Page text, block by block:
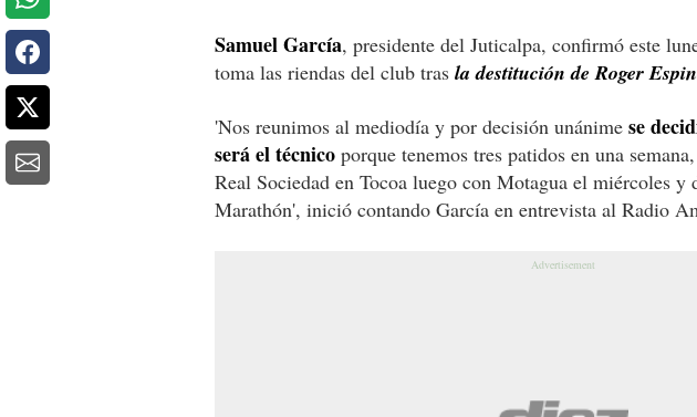
Samuel García, presidente del Juticalpa, confirmó este
toma las riendas del club tras la destitución de Roger
'Nos reunimos al mediodía y por decisión unánime se
será el técnico porque tenemos tres patidos en una
Real Sociedad en Tocoa luego con Motagua el miércoles y
Marathón', inició contando García en entrevista al Radio